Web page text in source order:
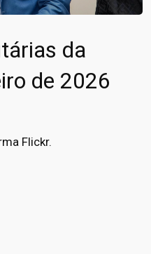
da
de 2026
Flickr.